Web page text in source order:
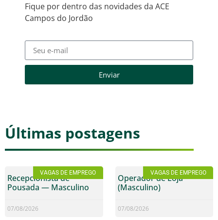
Fique por dentro das novidades da ACE
Campos do Jordão
Enviar
Últimas postagens
VAGAS DE EMPREGO
Recepcionista de
Pousada — Masculino
07/08/2026
VAGAS DE EMPREGO
Operador de Loja
(Masculino)
07/08/2026